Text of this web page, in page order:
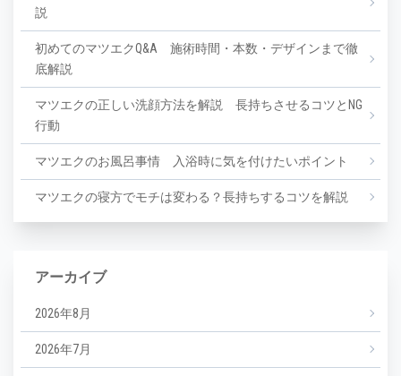
説
初めてのマツエクQ&A 施術時間・本数・デザインまで徹
底解説
マツエクの正しい洗顔方法を解説 長持ちさせるコツとNG
行動
マツエクのお風呂事情 入浴時に気を付けたいポイント
マツエクの寝方でモチは変わる？長持ちするコツを解説
アーカイブ
2026年8月
2026年7月